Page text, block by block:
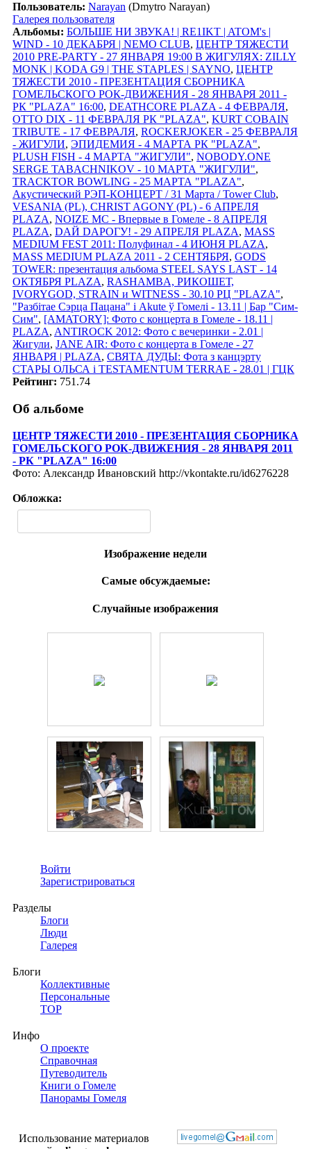
Пользователь: Narayan (Dmytro Narayan)
Галерея пользователя
Альбомы: БОЛЬШЕ НИ ЗВУКА! | RE1IKT | ATOM's |
WIND - 10 ДЕКАБРЯ | NEMO CLUB, ЦЕНТР ТЯЖЕСТИ
2010 PRE-PARTY - 27 ЯНВАРЯ 19:00 В ЖИГУЛЯХ: ZILLY
MONK | KODA G9 | THE STAPLES | SAYNO, ЦЕНТР
ТЯЖЕСТИ 2010 - ПРЕЗЕНТАЦИЯ СБОРНИКА
ГОМЕЛЬСКОГО РОК-ДВИЖЕНИЯ - 28 ЯНВАРЯ 2011 -
РК "PLAZA" 16:00, DEATHCORE PLAZA - 4 ФЕВРАЛЯ,
OTTO DIX - 11 ФЕВРАЛЯ РК "PLAZA", KURT COBAIN
TRIBUTE - 17 ФЕВРАЛЯ, ROCKERJOKER - 25 ФЕВРАЛЯ
- ЖИГУЛИ, ЭПИДЕМИЯ - 4 МАРТА РК "PLAZA",
PLUSH FISH - 4 МАРТА "ЖИГУЛИ", NOBODY.ONE
SERGE TABACHNIKOV - 10 МАРТА "ЖИГУЛИ",
TRACKTOR BOWLING - 25 МАРТА "PLAZA",
Акустический РЭП-КОНЦЕРТ / 31 Марта / Tower Club,
VESANIA (PL), CHRIST AGONY (PL) - 6 АПРЕЛЯ
PLAZA, NOIZE MC - Впервые в Гомеле - 8 АПРЕЛЯ
PLAZA, DАЙ DАРОГУ! - 29 АПРЕЛЯ PLAZA, MASS
MEDIUM FEST 2011: Полуфинал - 4 ИЮНЯ PLAZA,
MASS MEDIUM PLAZA 2011 - 2 СЕНТЯБРЯ, GODS
TOWER: презентация альбома STEEL SAYS LAST - 14
ОКТЯБРЯ PLAZA, RASHAMBA, РИКОШЕТ,
IVORYGOD, STRAIN и WITNESS - 30.10 РЦ "PLAZA",
"Разбітае Сэрца Пацана" і Akute ў Гомелi - 13.11 | Бар "Сим-
Сим", [AMATORY]: Фото с концерта в Гомеле - 18.11 |
PLAZA, ANTIROCK 2012: Фото с вечеринки - 2.01 |
Жигули, JANE AIR: Фото с концерта в Гомеле - 27
ЯНВАРЯ | PLAZA, СВЯТА ДУДЫ: Фота з канцэрту
СТАРЫ ОЛЬСА i TESTAMENTUM TERRAE - 28.01 | ГЦК
Рейтинг: 751.74
Об альбоме
ЦЕНТР ТЯЖЕСТИ 2010 - ПРЕЗЕНТАЦИЯ СБОРНИКА
ГОМЕЛЬСКОГО РОК-ДВИЖЕНИЯ - 28 ЯНВАРЯ 2011
- РК "PLAZA" 16:00
Фото: Александр Ивановский http://vkontakte.ru/id6276228
Обложка:
Изображение недели
Самые обсуждаемые:
Случайные изображения
Войти
Зарегистрироваться
Разделы
Блоги
Люди
Галерея
Блоги
Коллективные
Персональные
TOP
Инфо
О проекте
Справочная
Путеводитель
Книги о Гомеле
Панорамы Гомеля
Использование материалов